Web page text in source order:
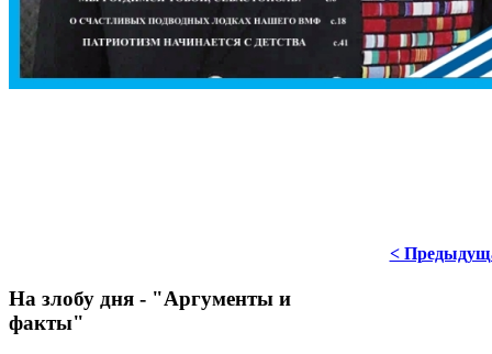
<
На злобу дня - "Аргументы и
факты"